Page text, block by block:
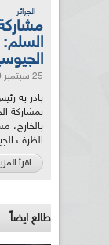
الجزائر
25 سبتمبر 2020
بادر به
بمشاركة
بالخارج،
الظرف
اقرأ
طالع ايضاً